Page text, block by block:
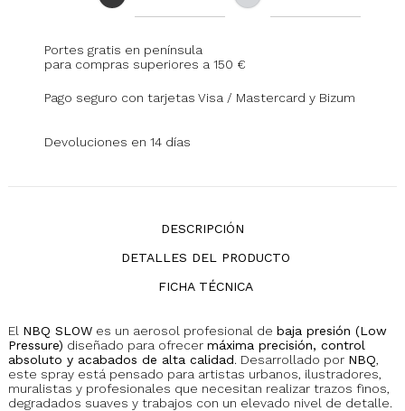
Portes gratis en península
para compras superiores a 150 €
Pago seguro con tarjetas Visa / Mastercard y Bizum
Devoluciones en 14 días
DESCRIPCIÓN
DETALLES DEL PRODUCTO
FICHA TÉCNICA
El NBQ SLOW es un aerosol profesional de baja presión (Low
Pressure) diseñado para ofrecer máxima precisión, control
absoluto y acabados de alta calidad. Desarrollado por NBQ,
este spray está pensado para artistas urbanos, ilustradores,
muralistas y profesionales que necesitan realizar trazos finos,
degradados suaves y trabajos con un elevado nivel de detalle.